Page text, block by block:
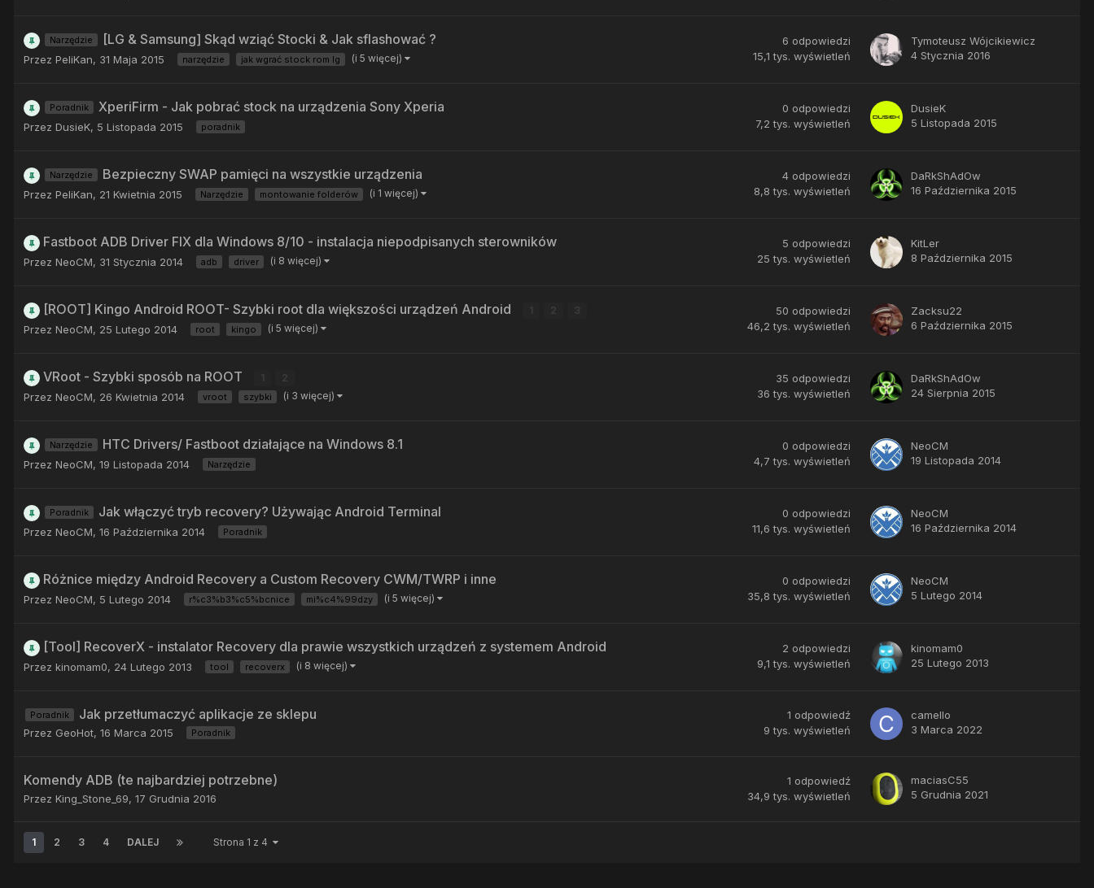
Narzędzie [LG & Samsung] Skąd wziąć Stocki & Jak sflashować ?
Przez PeliKan, 31 Maja 2015 narzędzie jak wgrać stock rom lg (i 5 więcej)
6 odpowiedzi
15,1 tys. wyświetleń
Tymoteusz Wójcikiewicz
4 Stycznia 2016
Poradnik XperiFirm - Jak pobrać stock na urządzenia Sony Xperia
Przez DusieK, 5 Listopada 2015 poradnik
0 odpowiedzi
7,2 tys. wyświetleń
DusieK
5 Listopada 2015
Narzędzie Bezpieczny SWAP pamięci na wszystkie urządzenia
Przez PeliKan, 21 Kwietnia 2015 Narzędzie montowanie folderów (i 1 więcej)
4 odpowiedzi
8,8 tys. wyświetleń
DaRkShAdOw
16 Października 2015
Fastboot ADB Driver FIX dla Windows 8/10 - instalacja niepodpisanych sterowników
Przez NeoCM, 31 Stycznia 2014 adb driver (i 8 więcej)
5 odpowiedzi
25 tys. wyświetleń
KitLer
8 Października 2015
[ROOT] Kingo Android ROOT- Szybki root dla większości urządzeń Android
Przez NeoCM, 25 Lutego 2014 root kingo (i 5 więcej)
50 odpowiedzi
46,2 tys. wyświetleń
Zacksu22
6 Października 2015
VRoot - Szybki sposób na ROOT
Przez NeoCM, 26 Kwietnia 2014 vroot szybki (i 3 więcej)
35 odpowiedzi
36 tys. wyświetleń
DaRkShAdOw
24 Sierpnia 2015
Narzędzie HTC Drivers/ Fastboot działające na Windows 8.1
Przez NeoCM, 19 Listopada 2014 Narzędzie
0 odpowiedzi
4,7 tys. wyświetleń
NeoCM
19 Listopada 2014
Poradnik Jak włączyć tryb recovery? Używając Android Terminal
Przez NeoCM, 16 Października 2014 Poradnik
0 odpowiedzi
11,6 tys. wyświetleń
NeoCM
16 Października 2014
Różnice między Android Recovery a Custom Recovery CWM/TWRP i inne
Przez NeoCM, 5 Lutego 2014 r%c3%b3%c5%bcnice mi%c4%99dzy (i 5 więcej)
0 odpowiedzi
35,8 tys. wyświetleń
NeoCM
5 Lutego 2014
[Tool] RecoverX - instalator Recovery dla prawie wszystkich urządzeń z systemem Android
Przez kinomam0, 24 Lutego 2013 tool recoverx (i 8 więcej)
2 odpowiedzi
9,1 tys. wyświetleń
kinomam0
25 Lutego 2013
Poradnik Jak przetłumaczyć aplikacje ze sklepu
Przez GeoHot, 16 Marca 2015 Poradnik
1 odpowiedź
9 tys. wyświetleń
camello
3 Marca 2022
Komendy ADB (te najbardziej potrzebne)
Przez King_Stone_69, 17 Grudnia 2016
1 odpowiedź
34,9 tys. wyświetleń
maciasC55
5 Grudnia 2021
1 2 3 4 DALEJ Strona 1 z 4